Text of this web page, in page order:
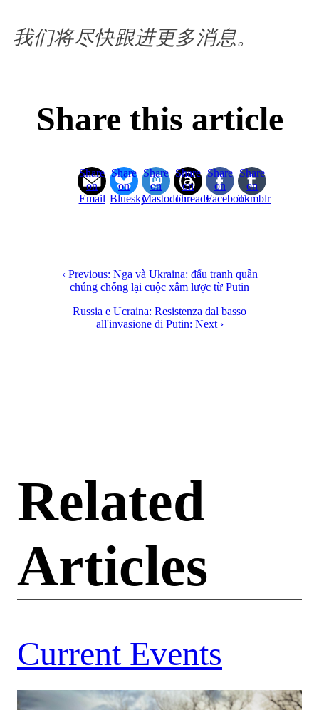
我们将尽快跟进更多消息。
Share this article
Share
on
Email
Share
on
Bluesky
Share
on
Mastodon
Share
on
Threads
Share
on
Facebook
Share
on
Tumblr
‹ Previous: Nga và Ukraina: đấu tranh quần
chúng chống lại cuộc xâm lược từ Putin
Russia e Ucraina: Resistenza dal basso
all'invasione di Putin: Next ›
Related
Articles
Current Events